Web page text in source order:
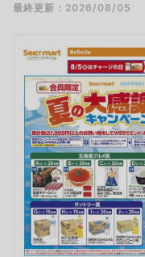
最終更新：2026/08/05